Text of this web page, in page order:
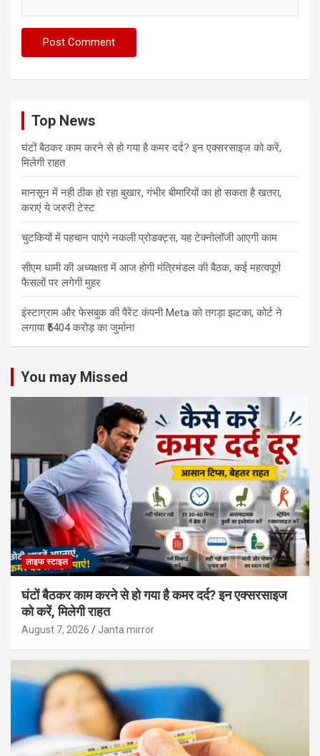
Top News
घंटों बैठकर काम करने से हो गया है कमर दर्द? इन एक्सरसाइज को करें,
मिलेगी राहत
मानसून में नही ठीक हो रहा बुखार, गंभीर बीमारियों का हो सकता है खतरा,
कराएं ये जरुरी टेस्ट
चुटकियों में पहचान पाएंगे नकली प्रोडक्ट्स, यह टेक्नोलॉजी आएगी काम
सीएम धामी की अध्यक्षता में आज होगी मंत्रिमंडल की बैठक, कई महत्वपूर्ण
फैसलों पर लगेगी मुहर
इंस्टाग्राम और फेसबुक की पैरेंट कंपनी Meta को तगड़ा झटका, कोर्ट ने
लगाया ₹5404 करोड़ का जुर्माना
You may Missed
लाइफ स्टाइल
घंटों बैठकर काम करने से हो गया है कमर दर्द? इन एक्सरसाइज
को करें, मिलेगी राहत
August 7, 2026 Janta mirror